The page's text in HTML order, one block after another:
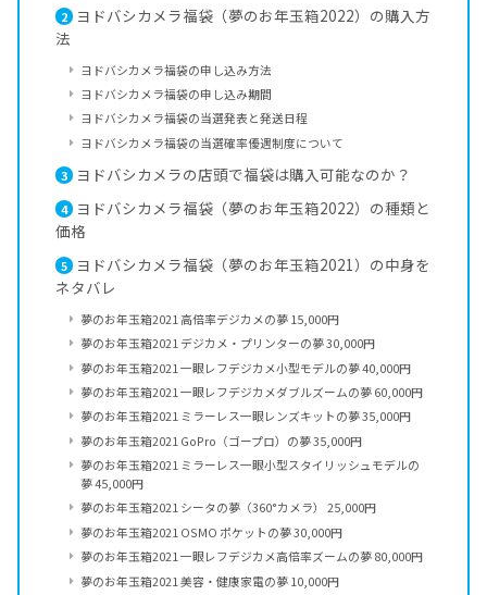
2
ヨドバシカメラ福袋（夢のお年玉箱2022）の購入方
法
ヨドバシカメラ福袋の申し込み方法
ヨドバシカメラ福袋の申し込み期間
ヨドバシカメラ福袋の当選発表と発送日程
ヨドバシカメラ福袋の当選確率優遇制度について
3
ヨドバシカメラの店頭で福袋は購入可能なのか？
4
ヨドバシカメラ福袋（夢のお年玉箱2022）の種類と
価格
5
ヨドバシカメラ福袋（夢のお年玉箱2021）の中身を
ネタバレ
夢のお年玉箱2021 高倍率デジカメの夢 15,000円
夢のお年玉箱2021 デジカメ・プリンターの夢 30,000円
夢のお年玉箱2021 一眼レフデジカメ小型モデルの夢 40,000円
夢のお年玉箱2021 一眼レフデジカメダブルズームの夢 60,000円
夢のお年玉箱2021 ミラーレス一眼レンズキットの夢 35,000円
夢のお年玉箱2021 GoPro（ゴープロ）の夢 35,000円
夢のお年玉箱2021 ミラーレス一眼小型スタイリッシュモデルの
夢 45,000円
夢のお年玉箱2021 シータの夢（360°カメラ） 25,000円
夢のお年玉箱2021 OSMO ポケットの夢 30,000円
夢のお年玉箱2021 一眼レフデジカメ高倍率ズームの夢 80,000円
夢のお年玉箱2021 美容・健康家電の夢 10,000円